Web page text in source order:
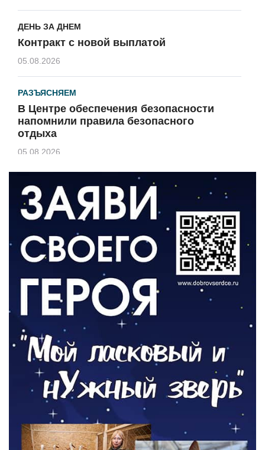
ДЕНЬ ЗА ДНЕМ
Контракт с новой выплатой
05.08.2026
РАЗЪЯСНЯЕМ
В Центре обеспечения безопасности
напомнили правила безопасного
отдыха
05.08.2026
КУЛЬТУРА
Афиша Зеленоградска
04.08.2026
РАЗЪЯСНЯЕМ
Борьба с борщевиком продолжается
04.08.2026